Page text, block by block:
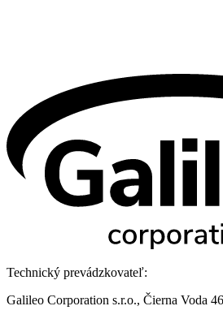
Technický prevádzkovateľ:
Galileo Corporation s.r.o., Čierna Voda